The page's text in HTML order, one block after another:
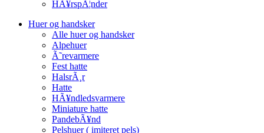
HÃ¥rspÃ¦nder
Huer og handsker
Alle huer og handsker
Alpehuer
Ã˜revarmere
Fest hatte
HalsrÃ¸r
Hatte
HÃ¥ndledsvarmere
Miniature hatte
PandebÃ¥nd
Pelshuer ( imiteret pels)